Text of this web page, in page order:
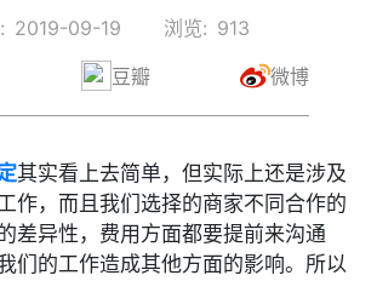
2019-09-19 浏览: 913
豆瓣 微博
其实看上去简单，但实际上还是涉及
作，而且我们选择的商家不同合作的
差异性，费用方面都要提前来沟通
们的工作造成其他方面的影响。所以